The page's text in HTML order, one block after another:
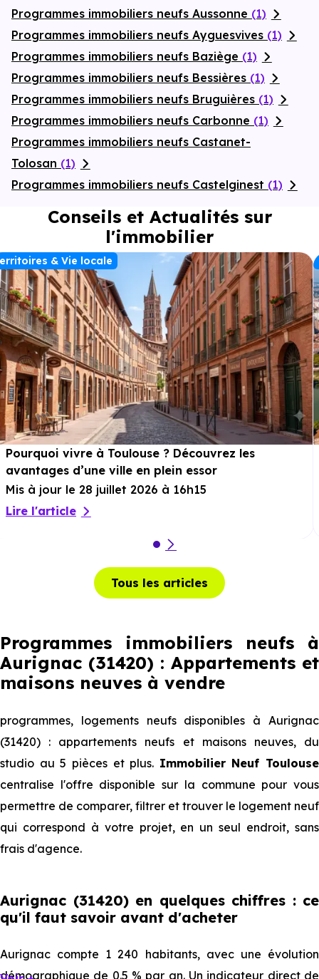
Programmes immobiliers neufs Aussonne (1)
Programmes immobiliers neufs Ayguesvives (1)
Programmes immobiliers neufs Baziège (1)
Programmes immobiliers neufs Bessières (1)
Programmes immobiliers neufs Bruguières (1)
Programmes immobiliers neufs Carbonne (1)
Programmes immobiliers neufs Castanet-
Tolosan (1)
Programmes immobiliers neufs Castelginest (1)
Conseils et Actualités sur
l'immobilier
& Vie locale
Pourquoi vivre à Toulouse ? Découvrez les
avantages d’une ville en plein essor
Mis à jour le 28 juillet 2026 à 16h15
Lire l'article
Tous les articles
Programmes immobiliers neufs à
Aurignac (31420) : Appartements et
maisons neuves à vendre
programmes, logements neufs disponibles à Aurignac
(31420) : appartements neufs et maisons neuves, du
studio au 5 pièces et plus. Immobilier Neuf Toulouse
centralise l'offre disponible sur la commune pour vous
permettre de comparer, filtrer et trouver le logement neuf
qui correspond à votre projet, en un seul endroit, sans
frais d'agence.
Aurignac (31420) en quelques chiffres : ce
qu'il faut savoir avant d'acheter
Aurignac compte 1 240 habitants, avec une évolution
démographique de 0.5 % par an. Un indicateur direct de